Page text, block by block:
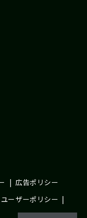
広告ポリシー
ユーザーポリシー